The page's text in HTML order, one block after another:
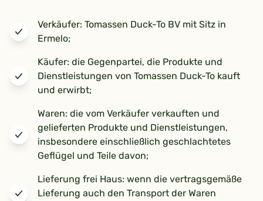
Verkäufer: Tomassen Duck-To BV mit Sitz in
Ermelo;
Käufer: die Gegenpartei, die Produkte und
Dienstleistungen von Tomassen Duck-To kauft
und erwirbt;
Waren: die vom Verkäufer verkauften und
gelieferten Produkte und Dienstleistungen,
insbesondere einschließlich geschlachtetes
Geflügel und Teile davon;
Lieferung frei Haus: wenn die vertragsgemäße
Lieferung auch den Transport der Waren